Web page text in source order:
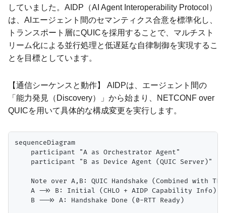
していました。AIDP（AI Agent Interoperability Protocol）
は、AIエージェント間のセマンティクス合意を標準化し、
トランスポート層にQUICを採用することで、マルチスト
リーム化による並行処理と低遅延な自律制御を実現するこ
とを目標としています。
【通信シーケンスと動作】 AIDPは、エージェント間の
「能力発見（Discovery）」から始まり、NETCONF over
QUICを用いて具体的な構成変更を実行します。
sequenceDiagram
    participant "A as Orchestrator Agent"
    participant "B as Device Agent (QUIC Server)"
Note over A,B: QUIC Handshake (Combined with
    A ->> B: Initial (CHLO + AIDP Capability Info)
    B -->> A: Handshake Done (0-RTT Ready)